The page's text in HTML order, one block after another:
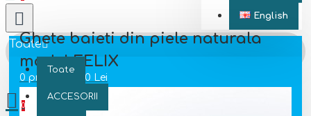
English
Toate
Toate
ACCESORII
0 produs(e) - 0 Lei
0
Ghete baieti din piele naturala
model FELIX